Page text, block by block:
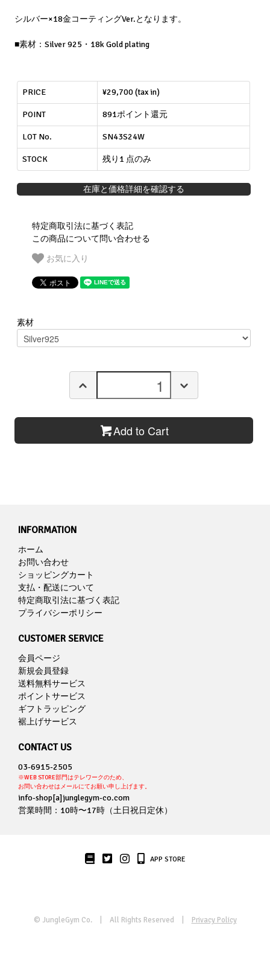
シルバー×18金コーティングVer.となります。
■素材：Silver 925・18k Gold plating
PRICE ¥29,700 (tax in)
POINT 891ポイント還元
LOT No. SN43S24W
STOCK 残り1 点のみ
在庫と価格詳細を確認する
特定商取引法に基づく表記
この商品について問い合わせる
お気に入り
素材
Add to Cart
INFORMATION
ホーム
お問い合わせ
ショッピングカート
支払・配送について
特定商取引法に基づく表記
プライバシーポリシー
CUSTOMER SERVICE
会員ページ
新規会員登録
送料無料サービス
ポイントサービス
ギフトラッピング
裾上げサービス
CONTACT US
03-6915-2505
※WEB STORE部門はテレワークのため、
お問い合わせはメールにてお願い申し上げます。
info-shop[a]junglegym-co.com
営業時間：10時〜17時（土日祝日定休）
APP STORE
© JungleGym Co.| All Rights Reserved | Privacy Policy